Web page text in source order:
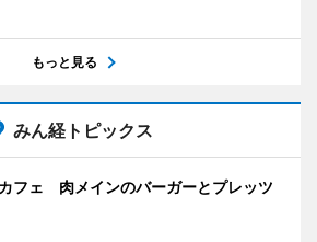
もっと見る
みん経トピックス
フェ 肉メインのバーガーとプレッツ